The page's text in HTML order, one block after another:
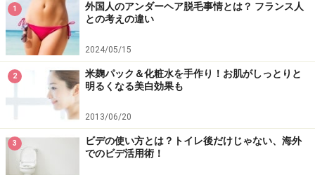
1
外国人のアンダーヘア脱毛事情とは？ フランス人
との考えの違い
2024/05/15
2
米麹パック＆化粧水を手作り！お肌がしっとりと
明るくなる美白効果も
2013/06/20
3
ビデの使い方とは？トイレ後だけじゃない、海外
でのビデ活用術！